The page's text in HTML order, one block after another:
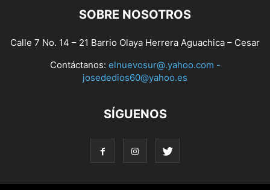
SOBRE NOSOTROS
Calle 7 No. 14 – 21 Barrio Olaya Herrera Aguachica – Cesar
Contáctanos: elnuevosur@.yahoo.com -
josededios60@yahoo.es
SÍGUENOS